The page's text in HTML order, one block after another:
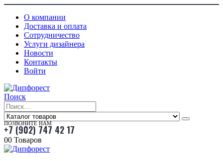
О компании
Доставка и оплата
Сотрудничество
Услуги дизайнера
Новости
Контакты
Войти
Поиск
ПОЗВОНИТЕ НАМ
+7 (902) 747 42 17
00 Товаров